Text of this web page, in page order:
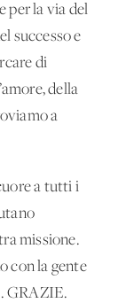
per la via del
successo e
di
della
a
a tutti i
missione.
con la gente
GRAZIE.